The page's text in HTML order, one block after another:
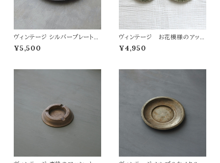
ヴィンテージ シルバープレートの
サービングトレイ
¥5,500
ヴィンテージ お花模様のアッシ
ュトレイ
¥4,950